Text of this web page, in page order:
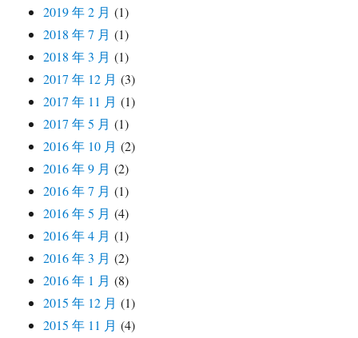
2019 年 2 月 (1)
2018 年 7 月 (1)
2018 年 3 月 (1)
2017 年 12 月 (3)
2017 年 11 月 (1)
2017 年 5 月 (1)
2016 年 10 月 (2)
2016 年 9 月 (2)
2016 年 7 月 (1)
2016 年 5 月 (4)
2016 年 4 月 (1)
2016 年 3 月 (2)
2016 年 1 月 (8)
2015 年 12 月 (1)
2015 年 11 月 (4)